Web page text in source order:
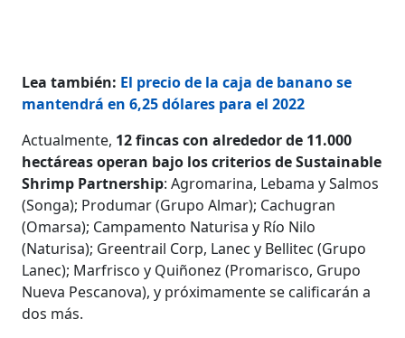
Lea también: El precio de la caja de banano se
mantendrá en 6,25 dólares para el 2022
Actualmente, 12 fincas con alrededor de 11.000
hectáreas operan bajo los criterios de Sustainable
Shrimp Partnership: Agromarina, Lebama y Salmos
(Songa); Produmar (Grupo Almar); Cachugran
(Omarsa); Campamento Naturisa y Río Nilo
(Naturisa); Greentrail Corp, Lanec y Bellitec (Grupo
Lanec); Marfrisco y Quiñonez (Promarisco, Grupo
Nueva Pescanova), y próximamente se calificarán a
dos más.